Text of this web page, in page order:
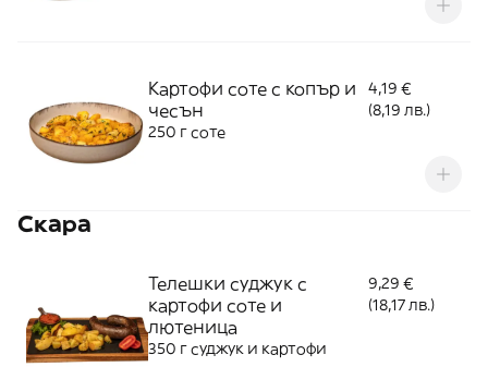
Картофи соте с копър и
чесън
4,19 €
(8,19 лв.)
250 г соте
Скара
Телешки суджук с
картофи соте и
лютеница
9,29 €
(18,17 лв.)
350 г суджук и картофи